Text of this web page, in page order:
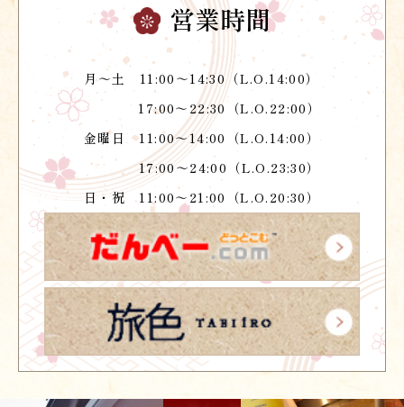
営業時間
月～土 11:00～14:30（L.O.14:00）
17:00～22:30（L.O.22:00）
金曜日 11:00～14:00（L.O.14:00）
17:00～24:00（L.O.23:30）
日・祝 11:00～21:00（L.O.20:30）